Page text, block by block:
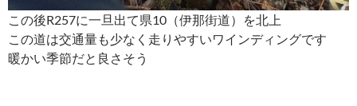
この後R257に一旦出て県10（伊那街道）を北上
この道は交通量も少なく走りやすいワインディングです
暖かい季節だと良さそう